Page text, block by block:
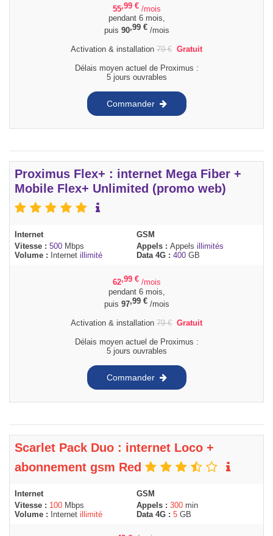
55,99 € /mois
pendant 6 mois,
puis 90,99 €/mois
Activation & installation 79€ Gratuit
Délais moyen actuel de Proximus :
5 jours ouvrables
Commander
Proximus Flex+ : internet Mega Fiber +
Mobile Flex+ Unlimited (promo web)
Internet
Vitesse : 500 Mbps
Volume :
Internet illimité
GSM
Appels : Appels illimités
Data 4G : 400 GB
62,99 € /mois
pendant 6 mois,
puis 97,99 €/mois
Activation & installation 79€ Gratuit
Délais moyen actuel de Proximus :
5 jours ouvrables
Commander
Scarlet Pack Duo : internet Loco +
abonnement gsm Red
Internet
Vitesse : 100 Mbps
Volume :
Internet illimité
GSM
Appels : 300 min
Data 4G : 5 GB